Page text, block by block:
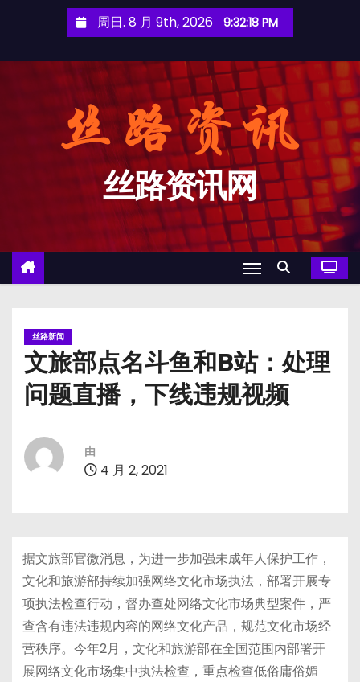
周日. 8 月 9th, 2026 9:32:18 PM
丝路资讯网
丝路新闻
文旅部点名斗鱼和B站：处理
问题直播，下线违规视频
由
4 月 2, 2021
据文旅部官微消息，为进一步加强未成年人保护工作，
文化和旅游部持续加强网络文化市场执法，部署开展专
项执法检查行动，督办查处网络文化市场典型案件，严
查含有违法违规内容的网络文化产品，规范文化市场经
营秩序。今年2月，文化和旅游部在全国范围内部署开
展网络文化市场集中执法检查，重点检查低俗庸俗媚